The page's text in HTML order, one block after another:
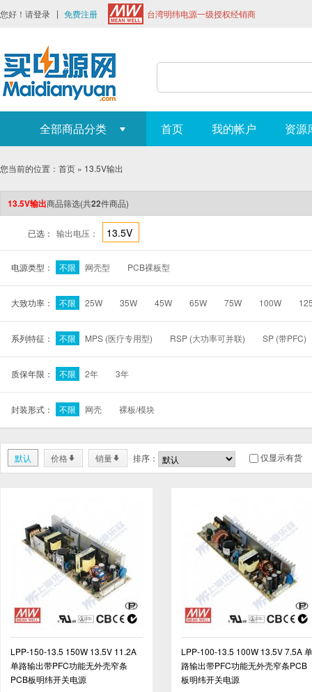
您好！请登录 免费注册 台湾明纬电源一级授权经销商
全部商品分类 首页 我的帐户 资源
您当前的位置： 首页 » 13.5V输出
13.5V输出商品筛选(共22件商品)
已选： 输出电压： 13.5V
电源类型： 不限 网壳型 PCB裸板型
大致功率： 不限 25W 35W 45W 65W 75W 100W
系列特征： 不限 MPS (医疗专用型) RSP (大功率可并联) SP (带PFC)
质保年限： 不限 2年 3年
封装形式： 不限 网壳 裸板/模块
默认 价格* 销量* 排序： 仅显示有货
LPP-150-13.5 150W 13.5V 11.2A
单路输出带PFC功能无外壳窄条
PCB板明纬开关电源
LPP-100-13.5 100W 13.5V 7.5A 单
路输出带PFC功能无外壳窄条PCB
板明纬开关电源